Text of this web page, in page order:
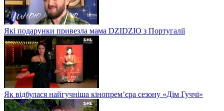
Які подарунки привезла мама DZIDZIO з Португалії
Як відбулася найгучніша кінопрем’єра сезону «Дім Гуччі»